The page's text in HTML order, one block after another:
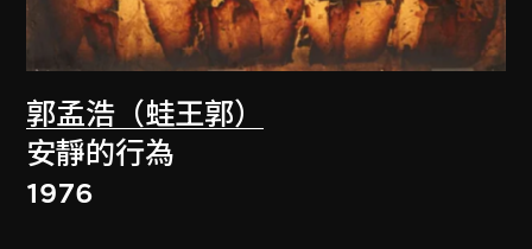
郭孟浩（蛙王郭）
安靜的行為
1976